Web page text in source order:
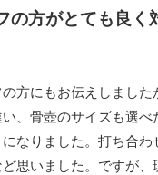
の方がとても良く
方にもお伝えしまし
、骨壺のサイズも選
なりました。打ち合
思いました。ですが